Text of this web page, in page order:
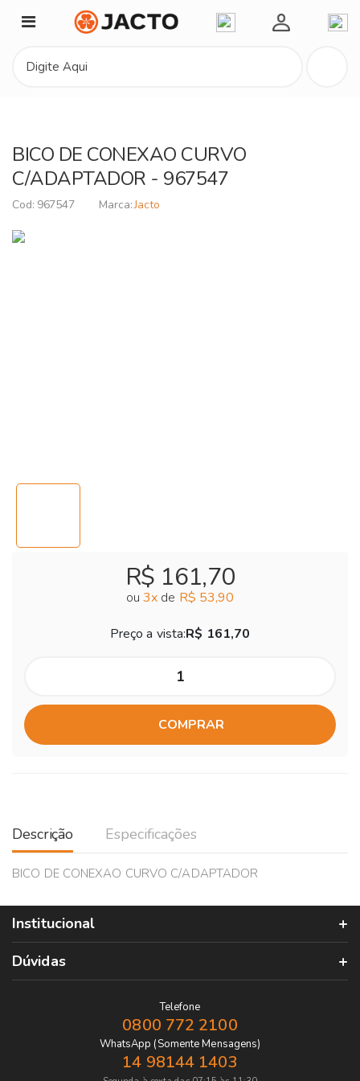
Minha Conta
BICO DE CONEXAO CURVO
C/ADAPTADOR - 967547
967547 Jacto
R$ 161,70
ou 3x de R$ 53,90
Preço a vista:R$ 161,70
COMPRAR
Descrição Especificações
BICO DE CONEXAO CURVO C/ADAPTADOR
Institucional
Dúvidas
Telefone
0800 772 2100
WhatsApp (Somente Mensagens)
14 98144 1403